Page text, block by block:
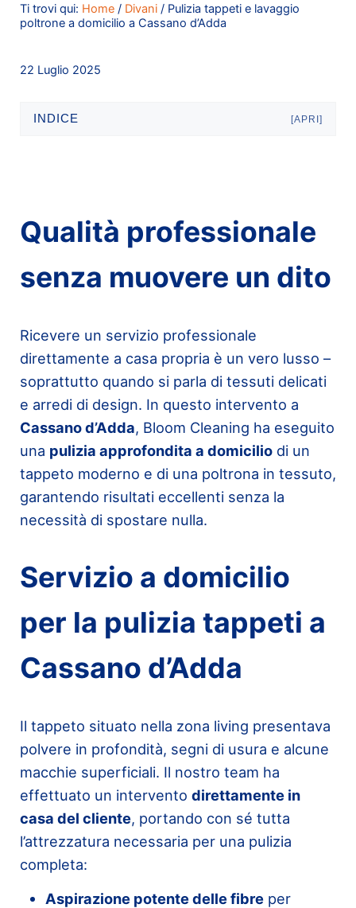
Ti trovi qui: Home / Divani /Pulizia tappeti e lavaggio
poltrone a domicilio a Cassano d’Adda
22 Luglio 2025
INDICE [APRI]
Qualità professionale
senza muovere un dito
Ricevere un servizio professionale
direttamente a casa propria è un vero lusso –
soprattutto quando si parla di tessuti delicati
e arredi di design. In questo intervento a
Cassano d’Adda, Bloom Cleaning ha eseguito
una pulizia approfondita a domicilio di un
tappeto moderno e di una poltrona in tessuto,
garantendo risultati eccellenti senza la
necessità di spostare nulla.
Servizio a domicilio
per la pulizia tappeti a
Cassano d’Adda
Il tappeto situato nella zona living presentava
polvere in profondità, segni di usura e alcune
macchie superficiali. Il nostro team ha
effettuato un intervento direttamente in
casa del cliente, portando con sé tutta
l’attrezzatura necessaria per una pulizia
completa:
Aspirazione potente delle fibreper